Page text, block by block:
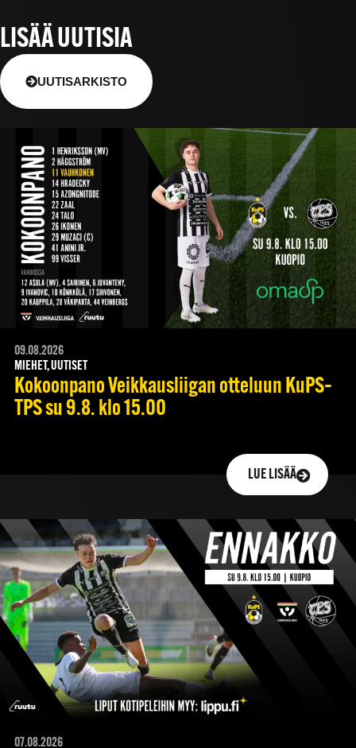
LISÄÄ UUTISIA
UUTISARKISTO
09.08.2026
MIEHET, UUTISET
Kokoonpano Veikkausliigan otteluun KuPS–
TPS su 9.8. klo 15.00
LUE LISÄÄ
07.08.2026